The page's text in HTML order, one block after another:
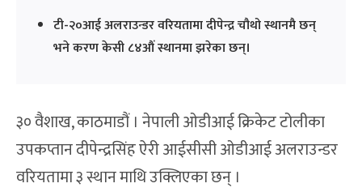
टी-२०आई अलराउन्डर वरियतामा दीपेन्द्र चौथो स्थानमै छन्
भने करण केसी ८४औं स्थानमा झरेका छन्।
३० वैशाख, काठमाडौं । नेपाली ओडीआई क्रिकेट टोलीका
उपकप्तान दीपेन्द्रसिंह ऐरी आईसीसी ओडीआई अलराउन्डर
वरियतामा ३ स्थान माथि उक्लिएका छन् ।